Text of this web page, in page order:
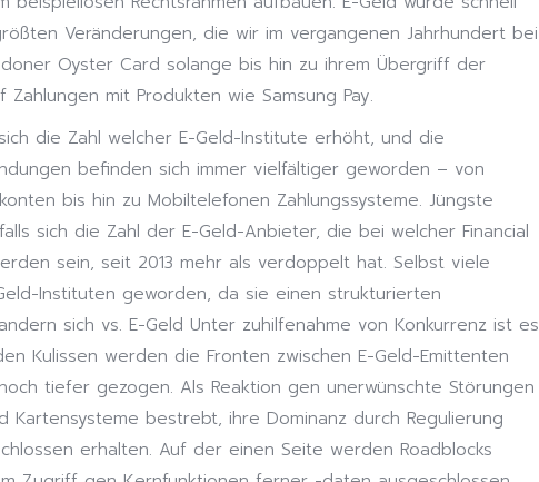
Veränderungen, die wir im vergangenen Jahrhundert bei
Oyster Card solange bis hin zu ihrem Übergriff der
mit Produkten wie Samsung Pay.
die Zahl welcher E-Geld-Institute erhöht, und die
befinden sich immer vielfältiger geworden – von
bis hin zu Mobiltelefonen Zahlungssysteme. Jüngste
sich die Zahl der E-Geld-Anbieter, die bei welcher Financial
sein, seit 2013 mehr als verdoppelt hat. Selbst viele
Instituten geworden, da sie einen strukturierten
sich vs. E-Geld Unter zuhilfenahme von Konkurrenz ist es
Kulissen werden die Fronten zwischen E-Geld-Emittenten
tiefer gezogen. Als Reaktion gen unerwünschte Störungen
Kartensysteme bestrebt, ihre Dominanz durch Regulierung
erhalten. Auf der einen Seite werden Roadblocks